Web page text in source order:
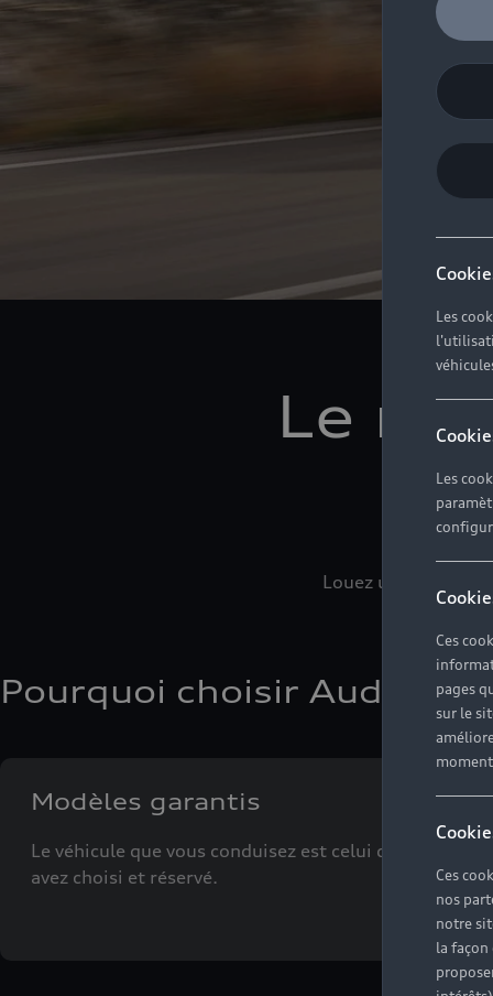
Les
Les
Ces
pages
sur le
Ces
nos
notre
la façon
Le
Louez une Audi
Pourquoi choisir Audi rent
Modèles garantis
Le véhicule que vous conduisez est celui que vous
avez choisi et réservé.